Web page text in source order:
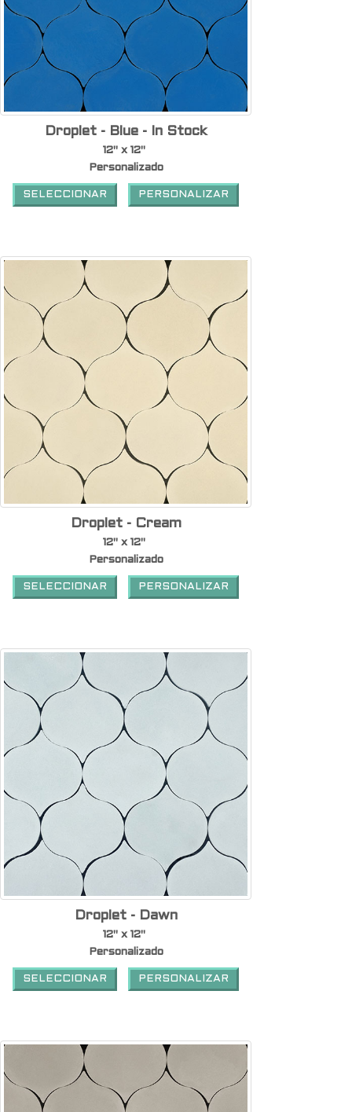
Droplet - Blue - In Stock
12" x 12"
Personalizado
SELECCIONAR PERSONALIZAR
Droplet - Cream
12" x 12"
Personalizado
SELECCIONAR PERSONALIZAR
Droplet - Dawn
12" x 12"
Personalizado
SELECCIONAR PERSONALIZAR